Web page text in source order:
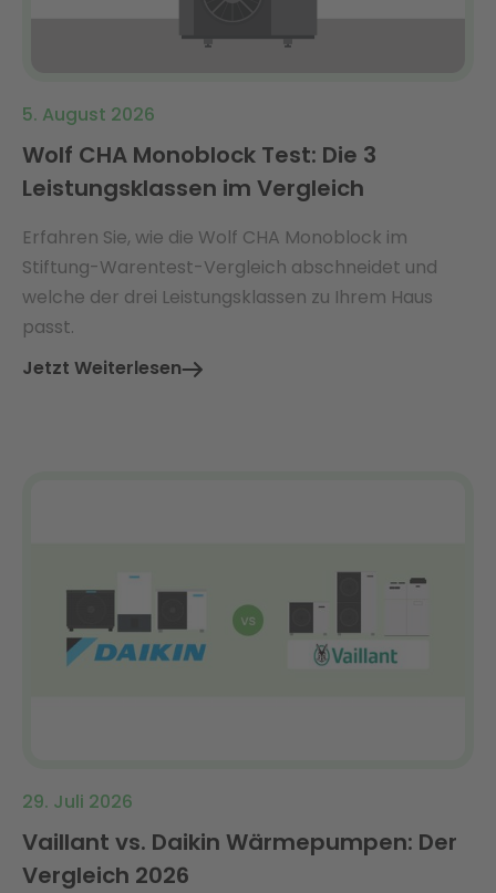
5. August 2026
Wolf CHA Monoblock Test: Die 3
Leistungsklassen im Vergleich
Erfahren Sie, wie die Wolf CHA Monoblock im
Stiftung-Warentest-Vergleich abschneidet und
welche der drei Leistungsklassen zu Ihrem Haus
passt.
Jetzt Weiterlesen
29. Juli 2026
Vaillant vs. Daikin Wärmepumpen: Der
Vergleich 2026